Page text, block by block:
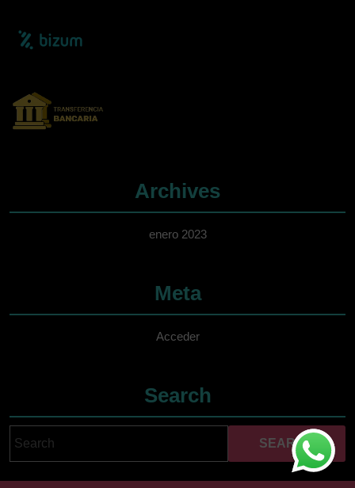
Archives
enero 2023
Meta
Acceder
Search
Cuando hay